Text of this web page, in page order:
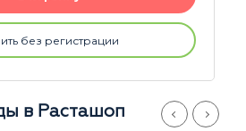
без регистрации
в Расташоп